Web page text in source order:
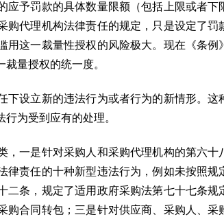
予罚款的具体数量限额（包括上限或者下
购代理机构法律责任的规定，只是设定了罚
用这一裁量性授权的风险极大。现在《条例
量授权的统一度。
设立新的违法行为或者行为的新情形。这
为受到应有的处理。
一是针对采购人和采购代理机构的第六十
律责任的十种新型违法行为，例如未按照规
二条，规定了适用政府采购法第七十七条规
购合同转包；三是针对供应商、采购人、采